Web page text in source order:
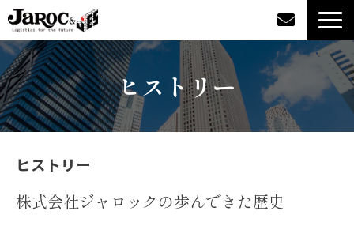
製品情報
導入事例
カタログダウンロード
ヒストリー
ヒストリー
株式会社ジャロックの歩んできた歴史